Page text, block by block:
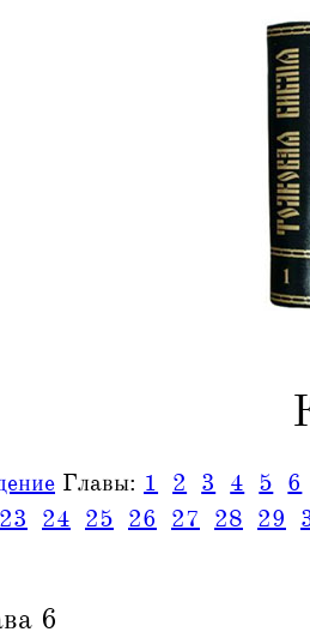
Главы: 1 2 3 4 5 6
23 24 25 26 27 28 29
6